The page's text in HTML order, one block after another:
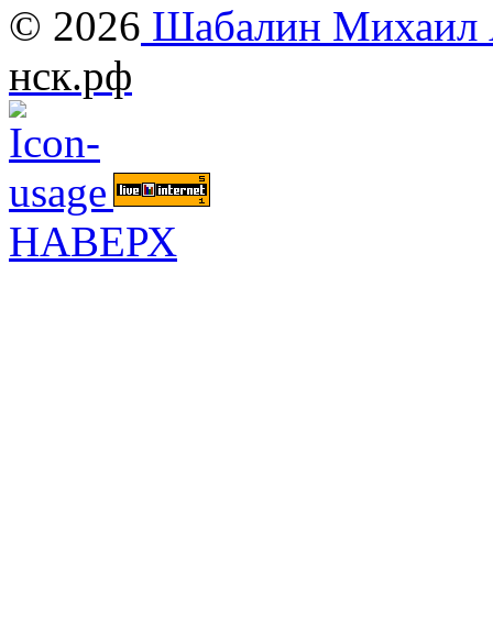
© 2026 Шабалин Михаил
нск.рф
НАВЕРХ